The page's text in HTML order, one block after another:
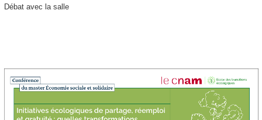
Débat avec la salle